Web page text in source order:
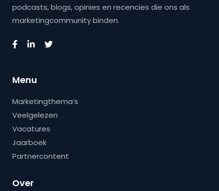
podcasts, blogs, opinies en recencies die ons als
marketingcommunity binden.
Menu
Marketingthema’s
Veelgelezen
Vacatures
Jaarboek
Partnercontent
Over